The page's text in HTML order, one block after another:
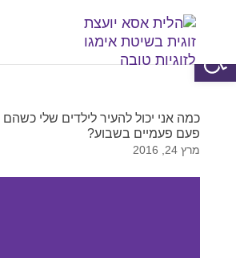
כמה אני יכול להעיר לילדים שלי
פעם פעמיים בשבוע?
מרץ 24, 2016
פתח סרגל נגישות